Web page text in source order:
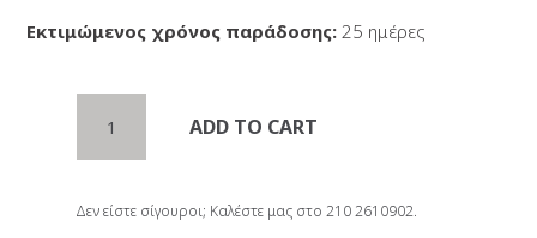
Εκτιμώμενος χρόνος παράδοσης: 25 ημέρες
καναπές
OSTRIA
ADD TO CART
Δεν είστε σίγουροι; Καλέστε μας στο 210 2610902.